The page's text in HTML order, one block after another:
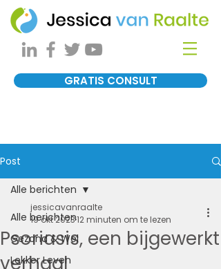
GRATIS CONSULT
Post
Alle berichten
Gezond & Wel
Lekker Leven
Alle berichten
Psoriasis, een bijgewerkt
verhaal
jessicavanraalte
19 okt 202312 minuten om te lezen